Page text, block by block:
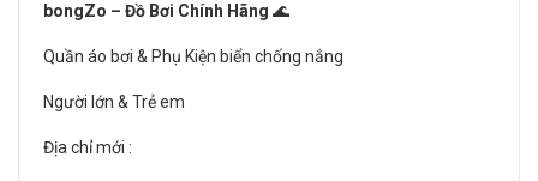
bongZo – Đồ Bơi Chính Hãng 🌊
Quần áo bơi & Phụ Kiện biển chống nắng
Người lớn & Trẻ em
Địa chỉ mới :